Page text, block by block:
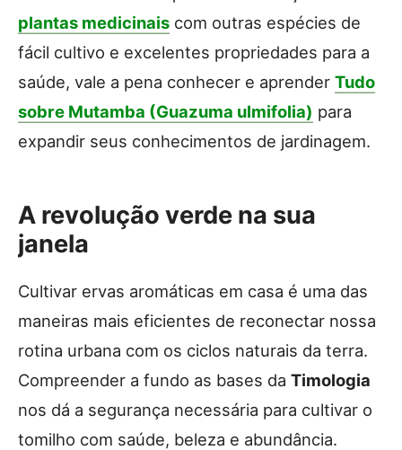
plantas medicinais com outras espécies de
fácil cultivo e excelentes propriedades para a
saúde, vale a pena conhecer e aprender Tudo
sobre Mutamba (Guazuma ulmifolia) para
expandir seus conhecimentos de jardinagem.
A revolução verde na sua
janela
Cultivar ervas aromáticas em casa é uma das
maneiras mais eficientes de reconectar nossa
rotina urbana com os ciclos naturais da terra.
Compreender a fundo as bases da Timologia
nos dá a segurança necessária para cultivar o
tomilho com saúde, beleza e abundância.